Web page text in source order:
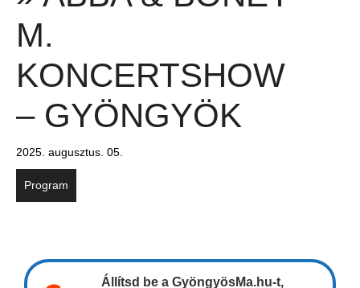
M.
KONCERTSHOW
– GYÖNGYÖK
2025. augusztus. 05.
Program
Állítsd be a GyöngyösMa.hu-t,